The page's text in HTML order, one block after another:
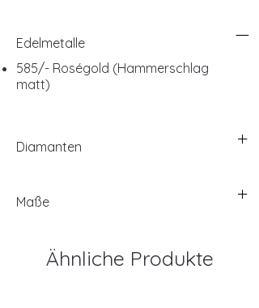
Edelmetalle
585/- Roségold (Hammerschlag
matt)
Diamanten
Maße
Ähnliche Produkte